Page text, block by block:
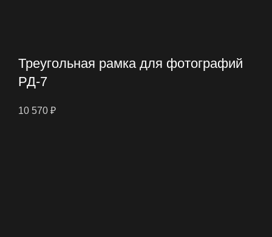
Треугольная рамка для фотографий
РД-7
10 570 ₽